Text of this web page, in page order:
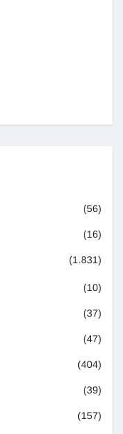
(56)
(16)
(1.831)
(10)
(37)
(47)
(404)
(39)
(157)